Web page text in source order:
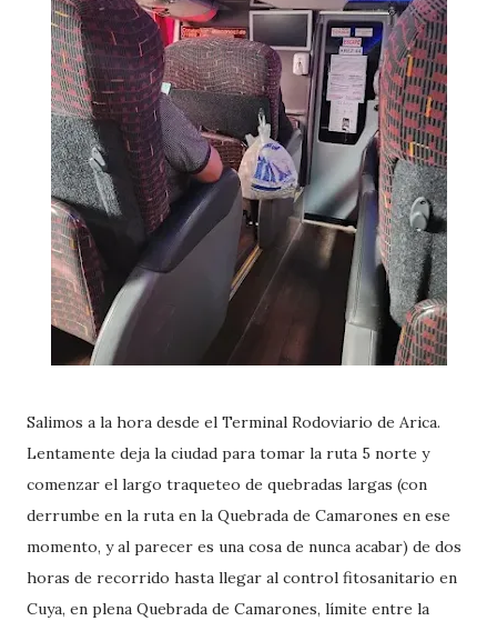
Salimos a la hora desde el Terminal Rodoviario de Arica.
Lentamente deja la ciudad para tomar la ruta 5 norte y
comenzar el largo traqueteo de quebradas largas (con
derrumbe en la ruta en la Quebrada de Camarones en ese
momento, y al parecer es una cosa de nunca acabar) de dos
horas de recorrido hasta llegar al control fitosanitario en
Cuya, en plena Quebrada de Camarones, límite entre la